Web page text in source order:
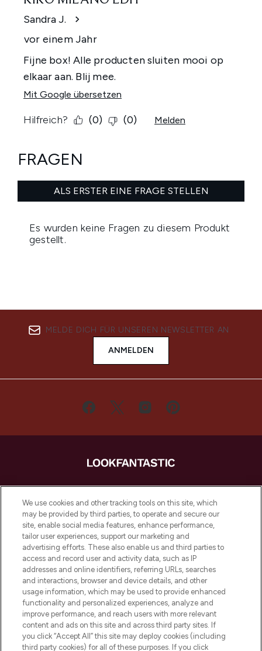
MELDE DICH FÜR UNSEREN NEWSLETTER AN
ANMELDEN
LOOKFANTASTIC ist Europas ultimativer
Beauty-Onlineshop mit den besten
Produkten aus Haut- und Haarpflege
sowie Make-Up von über 200
renommierten Marken. Shoppe online
oder über die App mit kostenloser
Lieferung ab einem Einkaufswert von 30€.
Cookie-Einwilligung
Do Not Sell or Share My Personal
Information
HILFE & INFORMATION
We use cookies and other tracking tools on this site, which
may be provided by third parties, to operate and secure our
site, enable social media features, enhance performance,
tailor user experiences, support our marketing and
advertising efforts. These also enable us and third parties to
access and record user and activity data, such as IP
addresses and online identifiers, referring URLs, searches
and interactions, browser and device details, and other
usage information, which may be used to provide enhanced
functionality and personalized experiences, analyze and
improve performance, and reach users with more relevant
content and ads on this site and across third party sites. If
you click “Accept All” this site may deploy cookies (including
third party cookies) for all of these purposes. If you click